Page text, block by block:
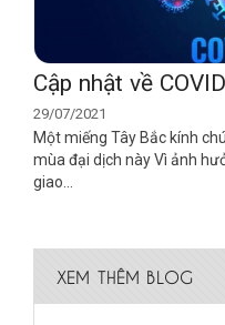
Cập nhật về
29/07/2021
Một miếng Tây Bắc kính
mùa đại dịch này Vì ảnh
giao...
XEM THÊM BLOG